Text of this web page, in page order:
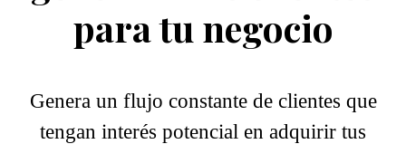
para tu negocio
Genera un flujo constante de clientes que
tengan interés potencial en adquirir tus